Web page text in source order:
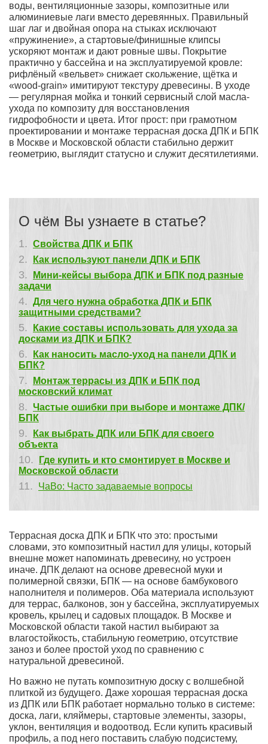
воды, вентиляционные зазоры, композитные или
алюминиевые лаги вместо деревянных. Правильный
шаг лаг и двойная опора на стыках исключают
«пружинение», а стартовые/финишные клипсы
ускоряют монтаж и дают ровные швы. Покрытие
практично у бассейна и на эксплуатируемой кровле:
рифлёный «вельвет» снижает скольжение, щётка и
«wood-grain» имитируют текстуру древесины. В уходе
— регулярная мойка и тонкий сервисный слой масла-
ухода по композиту для восстановления
гидрофобности и цвета. Итог прост: при грамотном
проектировании и монтаже террасная доска ДПК и БПК
в Москве и Московской области стабильно держит
геометрию, выглядит статусно и служит десятилетиями.
О чём Вы узнаете в статье?
Свойства ДПК и БПК
Как используют панели ДПК и БПК
Мини-кейсы выбора ДПК и БПК под разные
задачи
Для чего нужна обработка ДПК и БПК
защитными средствами?
Какие составы использовать для ухода за
досками из ДПК и БПК?
Как наносить масло-уход на панели ДПК и
БПК?
Монтаж террасы из ДПК и БПК под
московский климат
Частые ошибки при выборе и монтаже ДПК/
БПК
Как выбрать ДПК или БПК для своего
объекта
Где купить и кто смонтирует в Москве и
Московской области
ЧаВо: Часто задаваемые вопросы
Террасная доска ДПК и БПК что это: простыми
словами, это композитный настил для улицы, который
внешне может напоминать древесину, но устроен
иначе. ДПК делают на основе древесной муки и
полимерной связки, БПК — на основе бамбукового
наполнителя и полимеров. Оба материала используют
для террас, балконов, зон у бассейна, эксплуатируемых
кровель, крылец и садовых площадок. В Москве и
Московской области такой настил выбирают за
влагостойкость, стабильную геометрию, отсутствие
заноз и более простой уход по сравнению с
натуральной древесиной.
Но важно не путать композитную доску с волшебной
плиткой из будущего. Даже хорошая террасная доска
из ДПК или БПК работает нормально только в системе:
доска, лаги, кляймеры, стартовые элементы, зазоры,
уклон, вентиляция и водоотвод. Если купить красивый
профиль, а под него поставить слабую подсистему,